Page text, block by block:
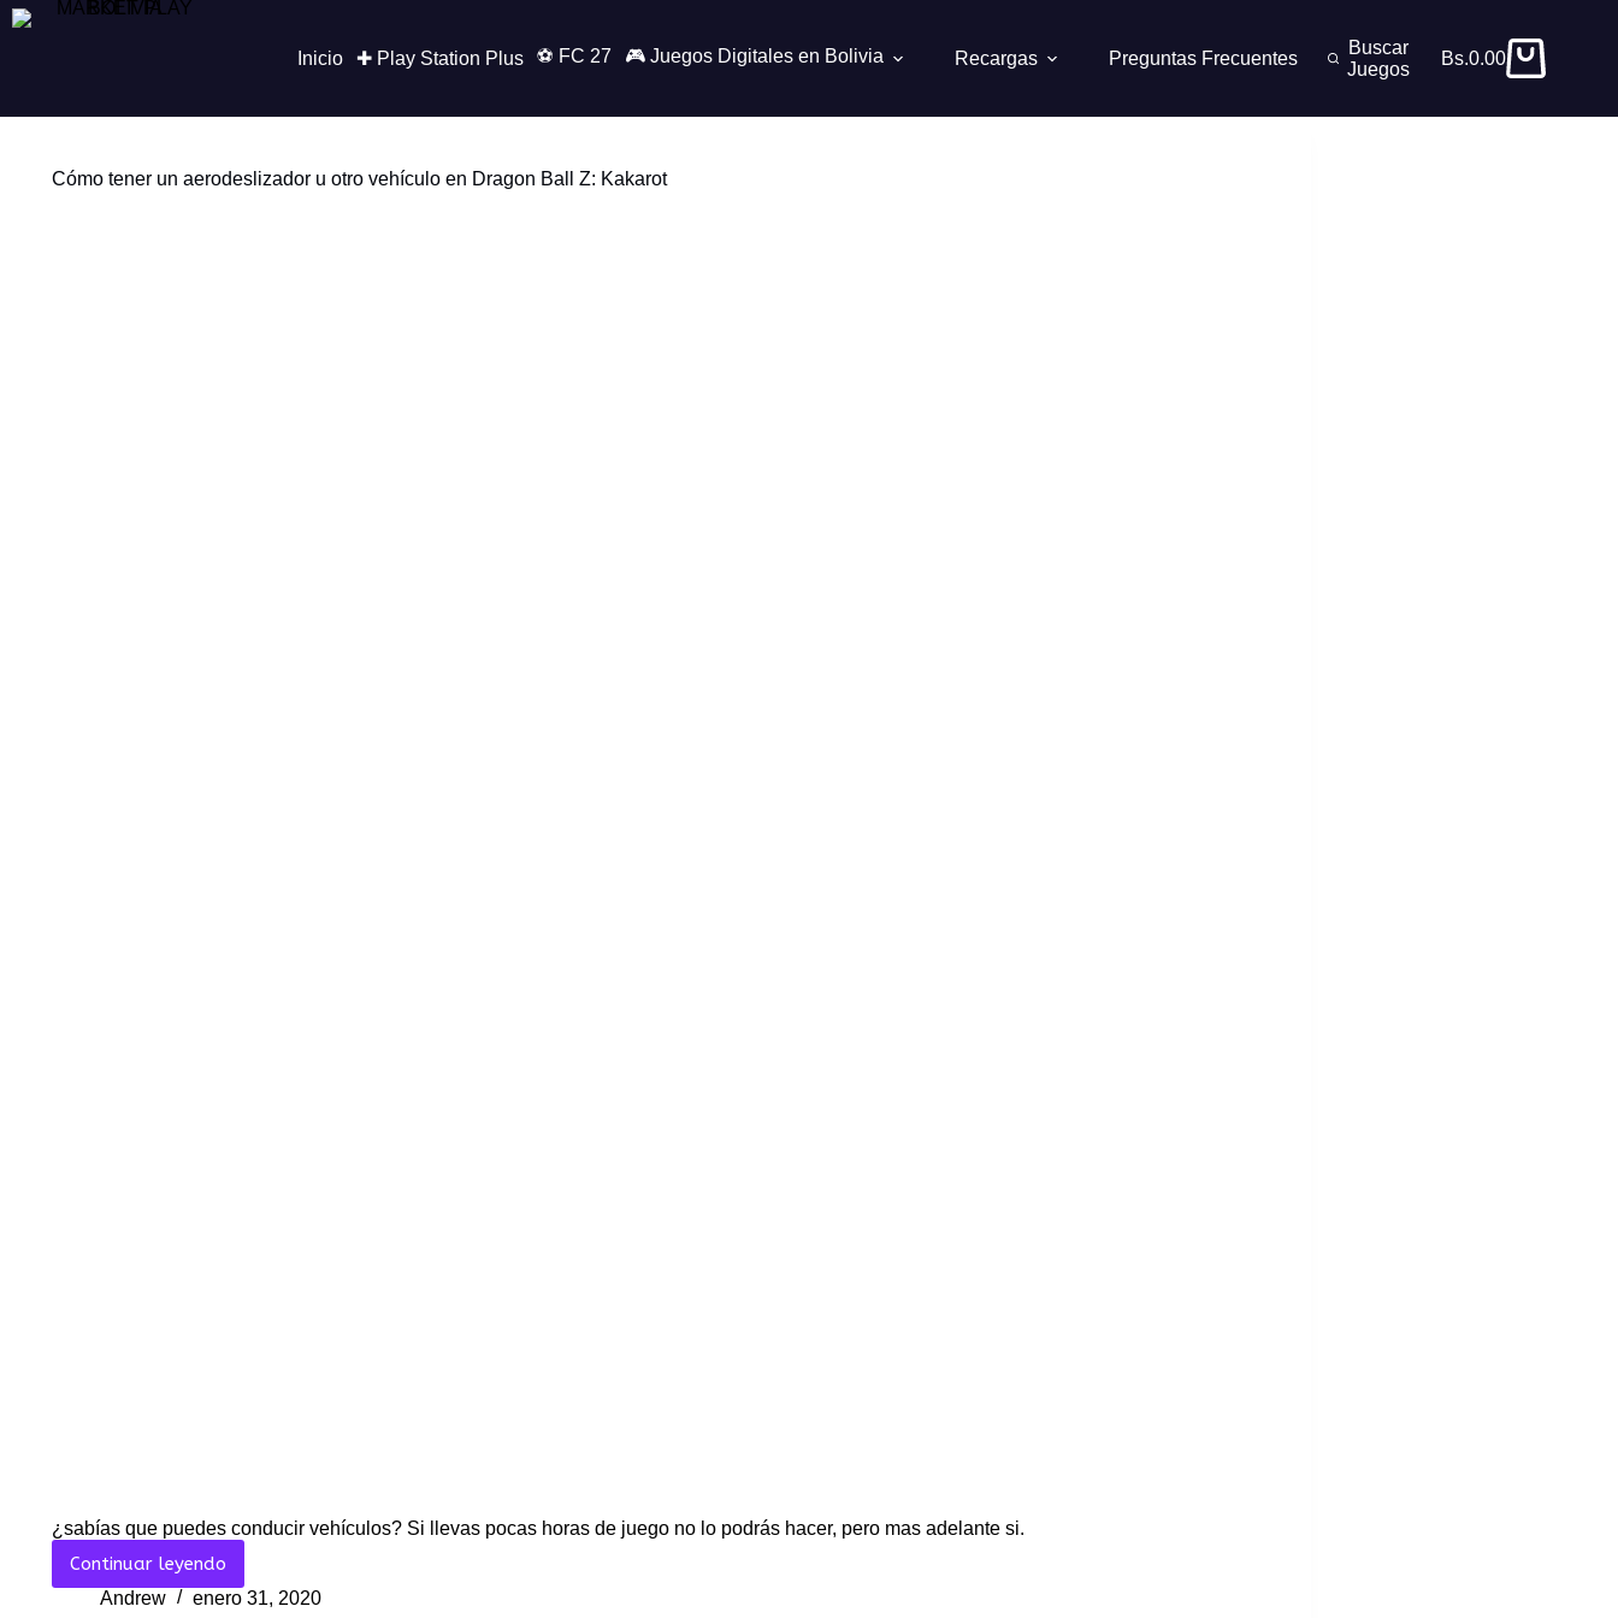
Saltar
al
Inicio ✚ Play Station Plus ⚽ FC 27 🎮 Juegos Digitales en Bolivia Recargas Preguntas Frecuentes
Buscar
Juegos
Carro
Bs.0.00
Cómo tener un aerodeslizador u otro vehículo en Dragon Ball Z: Kakarot
¿sabías que puedes conducir vehículos? Si llevas pocas horas de juego no lo podrás hacer, pero mas adelante si.
Continuar leyendo
Cómo
tener
Andrew enero 31, 2020